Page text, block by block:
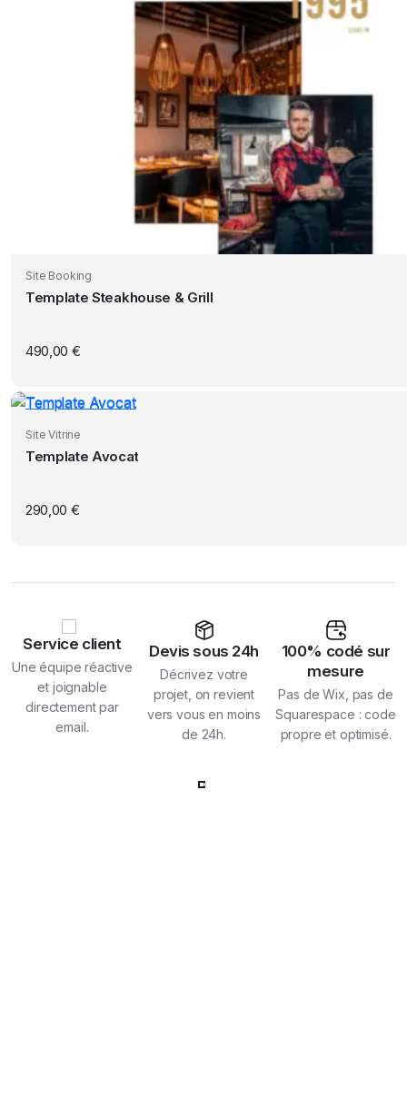
Site Booking
Template Steakhouse & Grill
490,00 €
Site Vitrine
Template Avocat
290,00 €
Service client
Une équipe réactive
et joignable
directement par
email.
Devis sous 24h
Décrivez votre
projet, on revient
vers vous en moins
de 24h.
100% codé sur
mesure
Pas de Wix, pas de
Squarespace : code
propre et optimisé.